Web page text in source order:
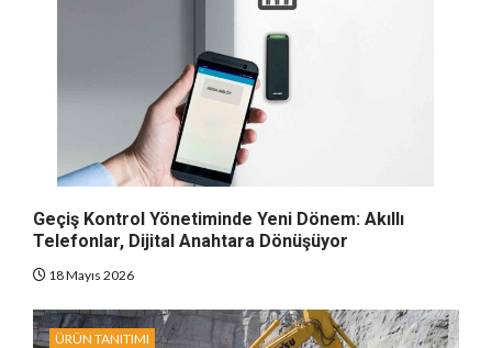
Geçiş Kontrol Yönetiminde Yeni Dönem: Akıllı
Telefonlar, Dijital Anahtara Dönüşüyor
18 Mayıs 2026
ÜRÜN TANITIMI